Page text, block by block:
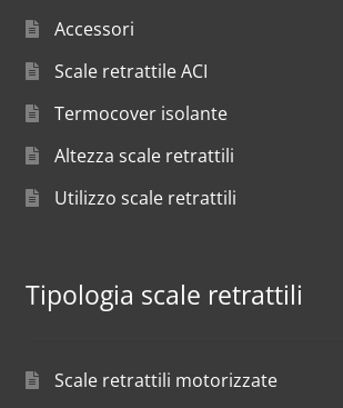
Accessori
Scale retrattile ACI
Termocover isolante
Altezza scale retrattili
Utilizzo scale retrattili
Tipologia scale retrattili
Scale retrattili motorizzate